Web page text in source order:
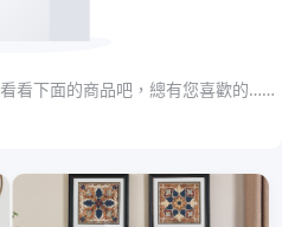
看下面的商品吧，總有您喜歡的……